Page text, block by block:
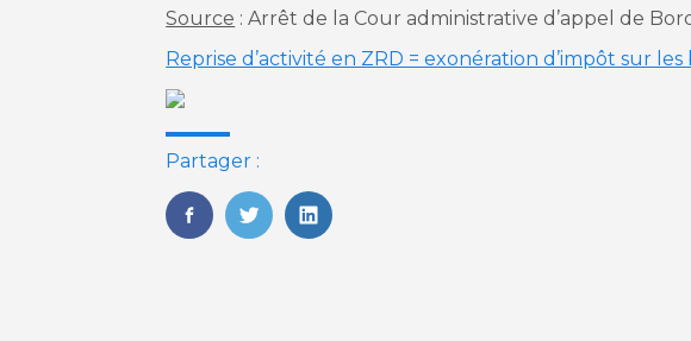
Source : Arrêt de la Cour administrative d’appel de
Reprise d’activité en ZRD = exonération d’impôt sur les
Partager :
FaceBook
TwitterLinkedIn